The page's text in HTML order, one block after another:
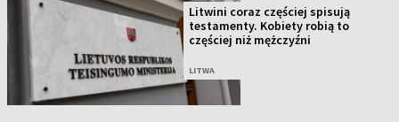
Litwini coraz częściej spisują
testamenty. Kobiety robią to
częściej niż mężczyźni
LITWA